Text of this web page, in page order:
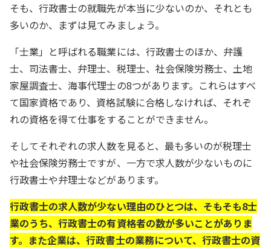
そも、行政書士の就職先が本当に少ないのか、それとも
多いのか、まずは見てみましょう。
「士業」と呼ばれる職業には、行政書士のほか、弁護
士、司法書士、弁理士、税理士、社会保険労務士、土地
家屋調査士、海事代理士の8つがあります。これらはすべ
て国家資格であり、資格試験に合格しなければ、それぞ
れの資格を得て仕事をすることができません。
そしてそれぞれの求人数を見ると、最も多いのが税理士
や社会保険労務士ですが、一方で求人数が少ないものに
行政書士や弁理士などがあります。
行政書士の求人数が少ない理由のひとつは、そもそも8士
業のうち、行政書士の有資格者の数が多いことがありま
す。また企業は、行政書士の業務について、行政書士の資